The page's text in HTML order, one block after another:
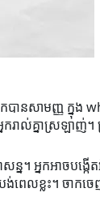
នសាមញ្ញ ក្នុង
រាល់គ្នាស្រឡាញ់។
។ អ្នកអាចបង្ក
បង់ពេលខ្លះ។ ច